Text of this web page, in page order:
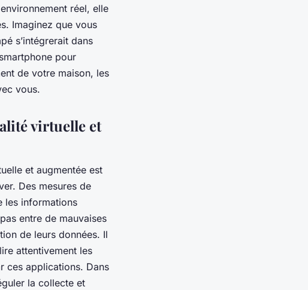
réel, elle
Imaginez que vous
s’intégrerait dans
pour
de votre maison, les
vous.
virtuelle et
et augmentée est
Des mesures de
les informations
entre de mauvaises
de leurs données. Il
attentivement les
ces applications. Dans
la collecte et